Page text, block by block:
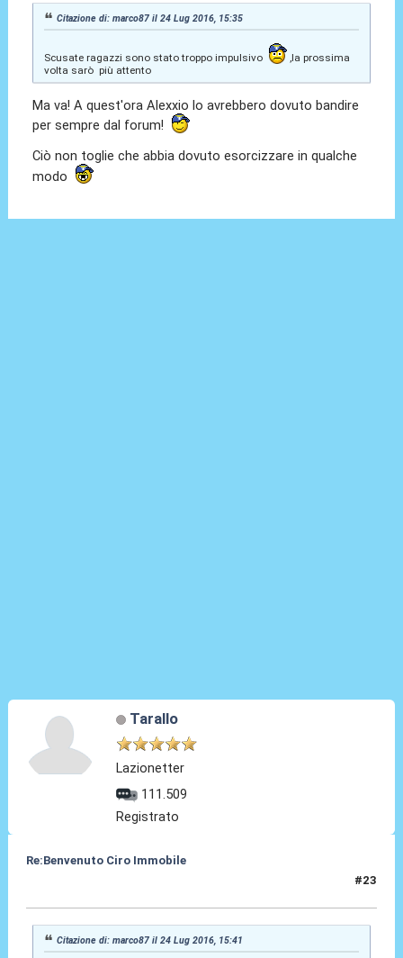
Citazione di: marco87 il 24 Lug 2016, 15:35
Scusate ragazzi sono stato troppo impulsivo
,la prossima
volta sarò più attento
Ma va! A quest'ora Alexxio lo avrebbero dovuto bandire
per sempre dal forum!
Ciò non toglie che abbia dovuto esorcizzare in qualche
modo
Tarallo
Lazionetter
111.509
Registrato
Re:Benvenuto Ciro Immobile
#23
Citazione di: marco87 il 24 Lug 2016, 15:41